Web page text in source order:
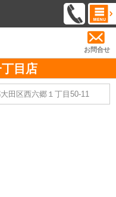
お問合せ
目店
田区西六郷１丁目50-11